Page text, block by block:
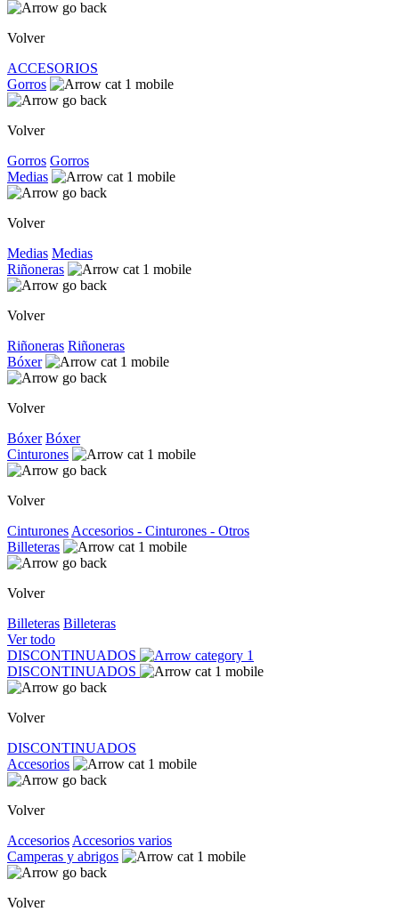
Volver
ACCESORIOS
Gorros
Volver
Gorros Gorros
Medias
Volver
Medias Medias
Riñoneras
Volver
Riñoneras Riñoneras
Bóxer
Volver
Bóxer Bóxer
Cinturones
Volver
Cinturones Accesorios - Cinturones - Otros
Billeteras
Volver
Billeteras Billeteras
Ver todo
DISCONTINUADOS
DISCONTINUADOS
Volver
DISCONTINUADOS
Accesorios
Volver
Accesorios Accesorios varios
Camperas y abrigos
Volver